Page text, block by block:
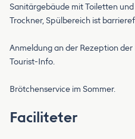
Sanitärgebäude mit Toiletten
Trockner, Spülbereich ist
Anmeldung an der Rezeption
Tourist-Info.
Brötchenservice im Sommer.
Faciliteter